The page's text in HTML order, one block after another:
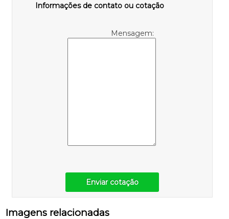
Informações de contato ou cotação
Mensagem:
Enviar cotação
Imagens relacionadas